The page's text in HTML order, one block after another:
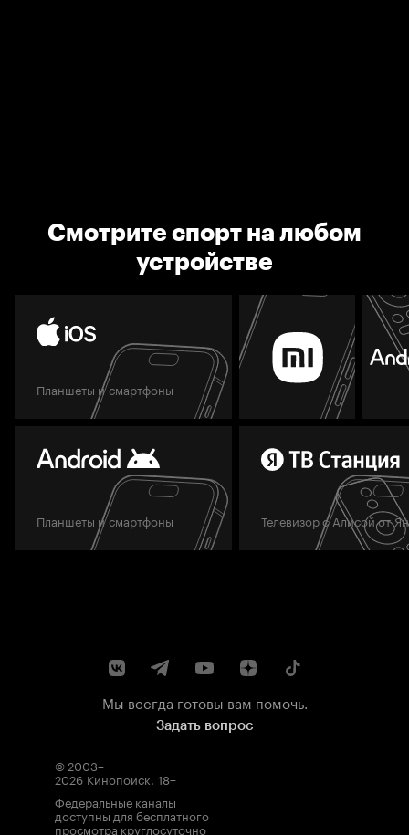
Смотрите спорт на любом
устройстве
Планшеты и смартфоны
Планшеты и смартфоны Телевизор с Алисой от
Мы всегда готовы вам помочь.
Задать вопрос
© 2003–
2026 Кинопоиск. 18+
Федеральные каналы
доступны для бесплатного
просмотра круглосуточно